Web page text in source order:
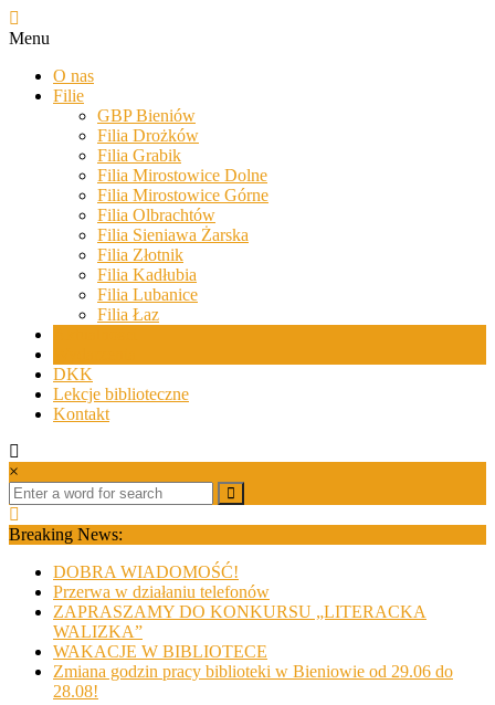
Skip
to
Biblioteki
Gminy
Żary
mieszczący
Żarskim.
Menu
O nas
Filie
GBP Bieniów
Filia Drożków
Filia Grabik
Filia Mirostowice Dolne
Filia Mirostowice Górne
Filia Olbrachtów
Filia Sieniawa Żarska
Filia Złotnik
Filia Kadłubia
Filia Lubanice
Filia Łaz
DKK
Lekcje biblioteczne
Kontakt
×
Breaking News:
DOBRA WIADOMOŚĆ!
Przerwa w działaniu telefonów
ZAPRASZAMY DO KONKURSU „LITERACKA
WALIZKA”
WAKACJE W BIBLIOTECE
Zmiana godzin pracy biblioteki w Bieniowie od 29.06 do
28.08!